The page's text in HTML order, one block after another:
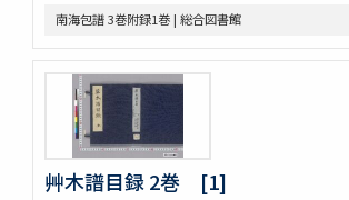
皇朝醫叢續集
經傳醫話
獻芹録
獻芹録
濟生醫院記
煉霞翁年譜
近世名醫傳
南海包譜 3巻附録1巻 | 総合図書館
艸木譜目録 2巻 [1]